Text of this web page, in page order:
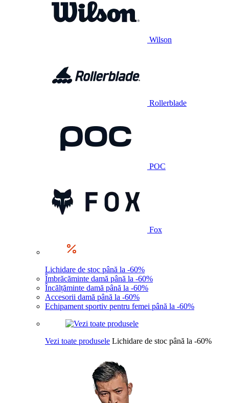
Wilson
Rollerblade
POC
Fox
Lichidare de stoc până la -60%
Îmbrăcăminte damă până la -60%
Încălțăminte damă până la -60%
Accesorii damă până la -60%
Echipament sportiv pentru femei până la -60%
Vezi toate produsele Lichidare de stoc până la -60%